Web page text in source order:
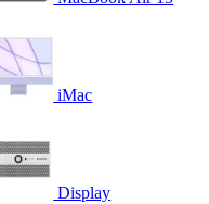
iMac
Display